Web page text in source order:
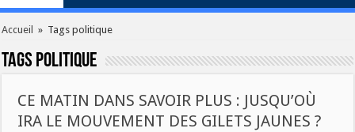
Accueil » Tags politique
Tags politique
CE MATIN DANS SAVOIR PLUS : JUSQU’OÙ
IRA LE MOUVEMENT DES GILETS JAUNES ?